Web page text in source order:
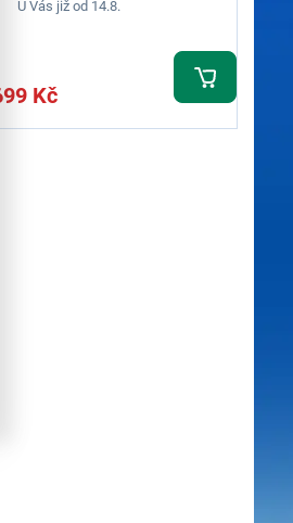
U Vás již od 14.8.
Kč